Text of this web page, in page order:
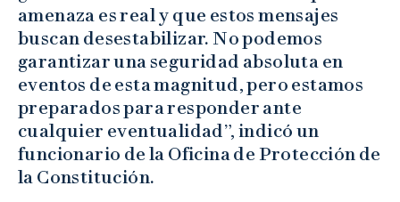
amenaza es real y que estos mensajes
buscan desestabilizar. No podemos
garantizar una seguridad absoluta en
eventos de esta magnitud, pero estamos
preparados para responder ante
cualquier eventualidad”, indicó un
funcionario de la Oficina de Protección de
la Constitución.